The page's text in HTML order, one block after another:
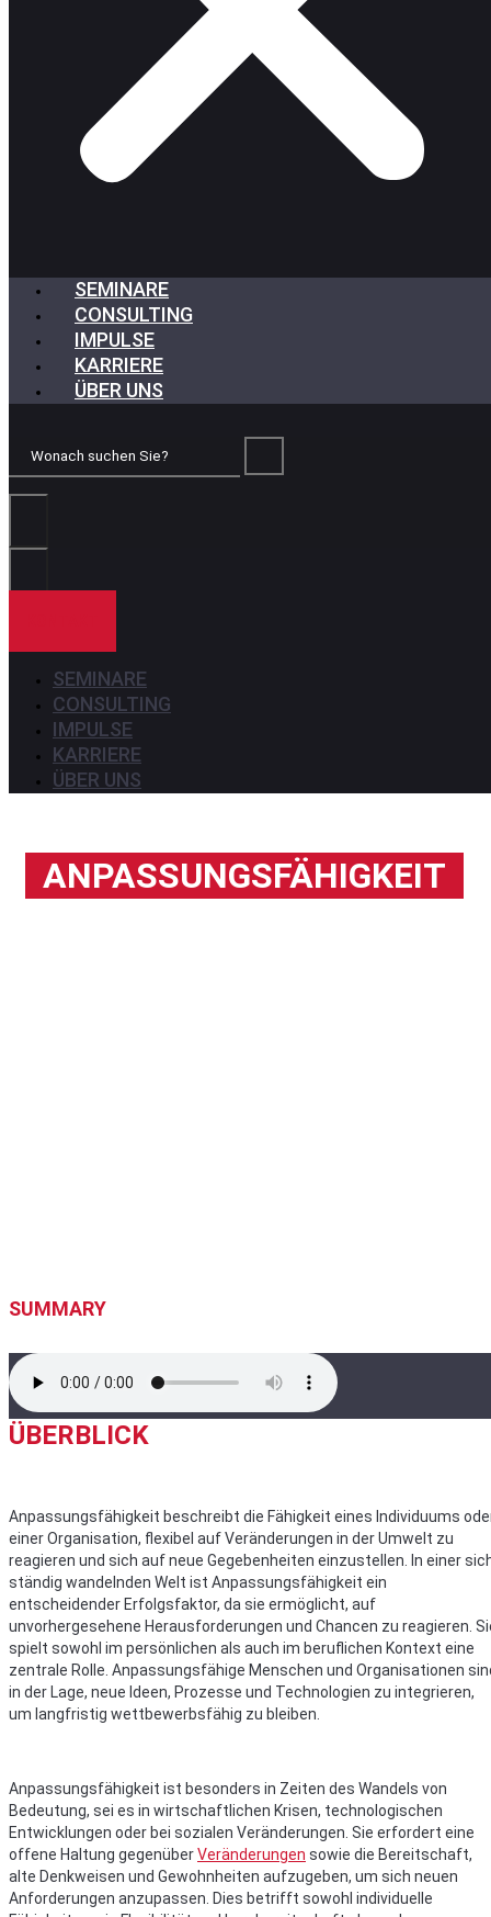
SEMINARE
CONSULTING
IMPULSE
KARRIERE
ÜBER UNS
Wonach
Sie?
SEMINARE
CONSULTING
IMPULSE
KARRIERE
ÜBER UNS
ANPASSUNGSFÄHIGKEIT
SUMMARY
ÜBERBLICK
Anpassungsfähigkeit beschreibt die Fähigkeit eines Individuums
einer Organisation, flexibel auf Veränderungen in der Umwelt zu
reagieren und sich auf neue Gegebenheiten einzustellen. In einer
ständig wandelnden Welt ist Anpassungsfähigkeit ein
entscheidender Erfolgsfaktor, da sie ermöglicht, auf
unvorhergesehene Herausforderungen und Chancen zu reagieren.
spielt sowohl im persönlichen als auch im beruflichen Kontext eine
zentrale Rolle. Anpassungsfähige Menschen und Organisationen
in der Lage, neue Ideen, Prozesse und Technologien zu integrieren,
um langfristig wettbewerbsfähig zu bleiben.
Anpassungsfähigkeit ist besonders in Zeiten des Wandels von
Bedeutung, sei es in wirtschaftlichen Krisen, technologischen
Entwicklungen oder bei sozialen Veränderungen. Sie erfordert eine
offene Haltung gegenüberVeränderungen sowie die Bereitschaft,
alte Denkweisen und Gewohnheiten aufzugeben, um sich neuen
Anforderungen anzupassen. Dies betrifft sowohl individuelle